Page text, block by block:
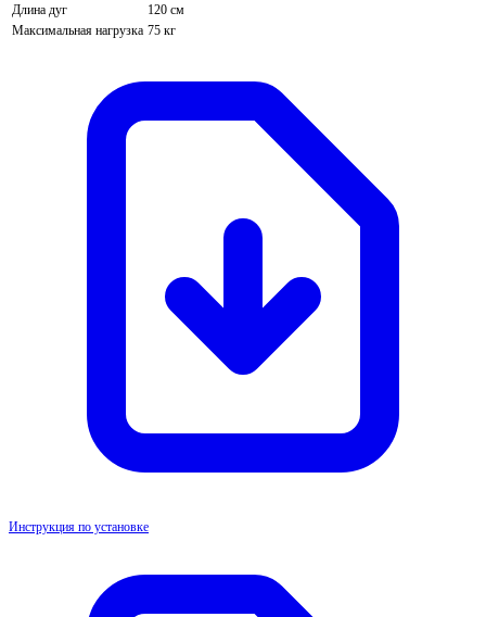
Длина дуг
120 см
Максимальная нагрузка 75 кг
Инструкция по установке